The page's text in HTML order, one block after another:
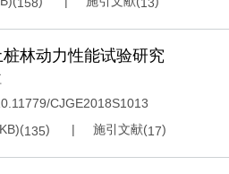
林动力性能试验研究
CJGE2018S1013
KB)(135) 施引文献(17)